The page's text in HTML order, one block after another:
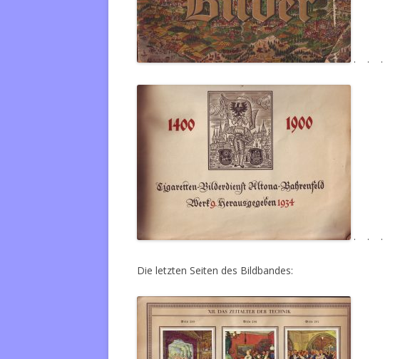
. . .
. . .
Die letzten Seiten des Bildbandes: